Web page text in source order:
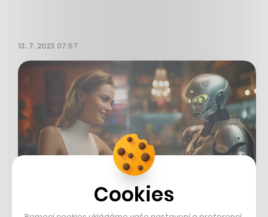
13. 7. 2023 07:57
Cookies